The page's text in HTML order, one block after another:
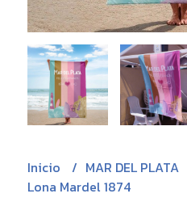
Inicio MAR DEL PLATA
Lona Mardel 1874